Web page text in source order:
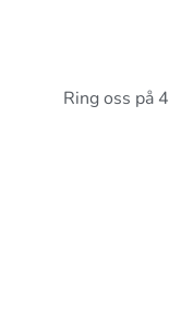
Ring oss på